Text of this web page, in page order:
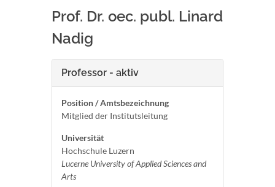
Prof. Dr. oec. publ. Linard
Nadig
Professor - aktiv
Position / Amtsbezeichnung
Mitglied der Institutsleitung
Universität
Hochschule Luzern
Lucerne University of Applied Sciences and
Arts